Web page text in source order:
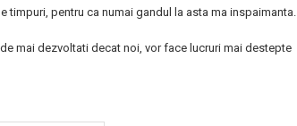
pentru ca numai gandul la asta ma inspaimanta.
mai dezvoltati decat noi, vor face lucruri mai destepte